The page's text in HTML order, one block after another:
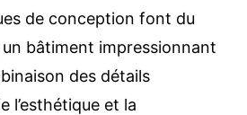
de conception font du
bâtiment impressionnant
des détails
l’esthétique et la